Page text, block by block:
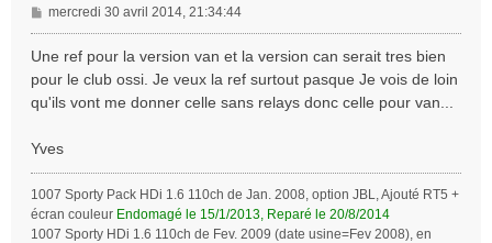
M
e
s
g
mercredi 30 avril 2014, 21:34:44
Une ref pour la version van et la version can serait tres bien
pour le club ossi. Je veux la ref surtout pasque Je vois de loin
qu'ils vont me donner celle sans relays donc celle pour van...
Yves
1007 Sporty Pack HDi 1.6 110ch de Jan. 2008, option JBL, Ajouté RT5 +
écran couleur Endomagé le 15/1/2013, Reparé le 20/8/2014
1007 Sporty HDi 1.6 110ch de Fev. 2009 (date usine=Fev 2008), en